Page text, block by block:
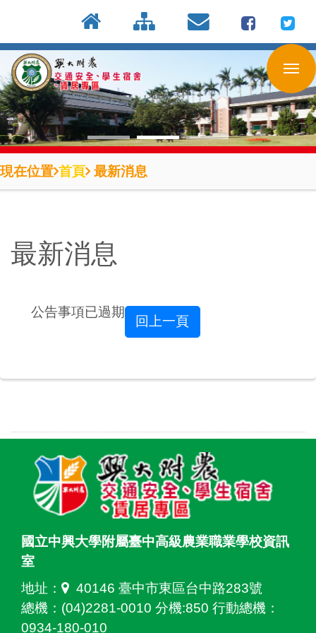
到
主
要
內
容
區
現在位置 首頁 最新消息
最新消息
公告事項已過期
回上一頁
國立中興大學附屬臺中高級農業職業學校資訊
室
地址：
40146 臺中市東區台中路283號
總機：(04)2281-0010 分機:850 行動總機：
0934-180-010